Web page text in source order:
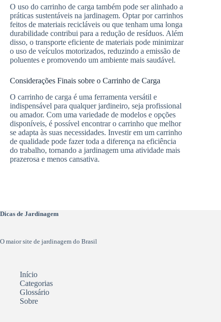
O uso do carrinho de carga também pode ser alinhado a
práticas sustentáveis na jardinagem. Optar por carrinhos
feitos de materiais recicláveis ou que tenham uma longa
durabilidade contribui para a redução de resíduos. Além
disso, o transporte eficiente de materiais pode minimizar
o uso de veículos motorizados, reduzindo a emissão de
poluentes e promovendo um ambiente mais saudável.
Considerações Finais sobre o Carrinho de Carga
O carrinho de carga é uma ferramenta versátil e
indispensável para qualquer jardineiro, seja profissional
ou amador. Com uma variedade de modelos e opções
disponíveis, é possível encontrar o carrinho que melhor
se adapta às suas necessidades. Investir em um carrinho
de qualidade pode fazer toda a diferença na eficiência
do trabalho, tornando a jardinagem uma atividade mais
prazerosa e menos cansativa.
Dicas de Jardinagem
O maior site de jardinagem do Brasil
Início
Categorias
Glossário
Sobre